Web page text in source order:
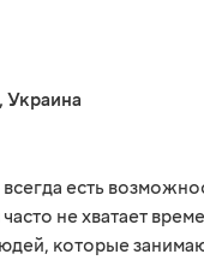
, Украина
есть
не хватает
которые